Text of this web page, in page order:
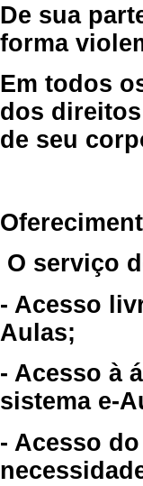
De sua
forma
Em todos
dos
de seu
O serviço
- Acesso
Aulas;
- Acesso à
sistema e-
- Acesso